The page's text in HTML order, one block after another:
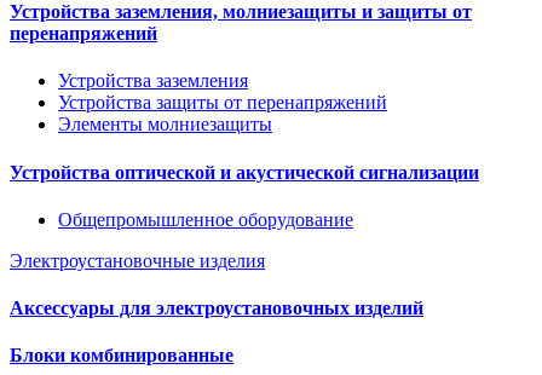
Устройства заземления, молниезащиты и защиты от
перенапряжений
Устройства заземления
Устройства защиты от перенапряжений
Элементы молниезащиты
Устройства оптической и акустической сигнализации
Общепромышленное оборудование
Электроустановочные изделия
Аксессуары для электроустановочных изделий
Блоки комбинированные